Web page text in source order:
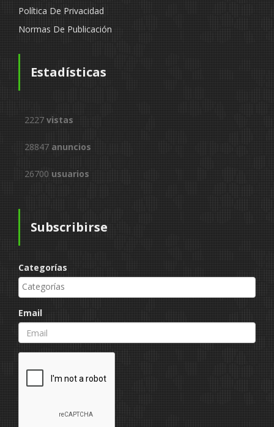
Política De Privacidad
Normas De Publicación
Estadísticas
2227 vistas
28847 anuncios
26700 usuarios
Subscribirse
Categorías
Email